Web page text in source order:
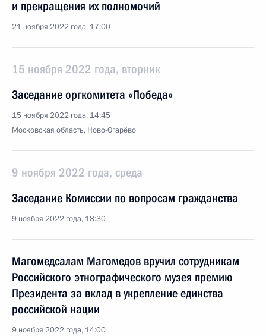
и прекращения их полномочий
21 ноября 2022 года, 17:00
15 ноября 2022 года, вторник
Заседание оргкомитета «Победа»
15 ноября 2022 года, 14:45
Московская область, Ново-Огарёво
9 ноября 2022 года, среда
Заседание Комиссии по вопросам гражданства
9 ноября 2022 года, 18:30
Магомедсалам Магомедов вручил сотрудникам
Российского этнографического музея премию
Президента за вклад в укрепление единства
российской нации
9 ноября 2022 года, 14:00